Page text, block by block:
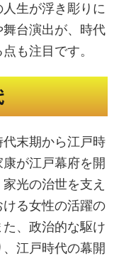
生が浮き彫りに
台演出が、時代
も注目です。
代末期から江戸時
が江戸幕府を開
光の治世を支え
る女性の活躍の
、政治的な駆け
江戸時代の幕開